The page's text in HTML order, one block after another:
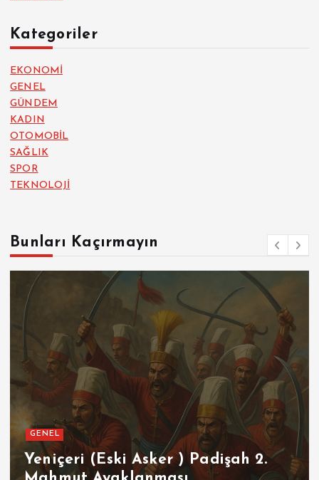
Kategoriler
EKONOMİ
GENEL
GÜNDEM
KADIN
OTOMOBİL
SAĞLIK
SPOR
TEKNOLOJİ
Bunları Kaçırmayın
GENEL SPOR
Futbolun Zirvesinde Yeniden